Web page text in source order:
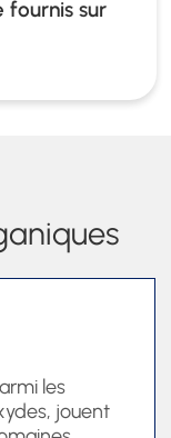
fournis sur
les
jouent